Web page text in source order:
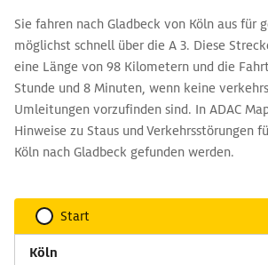
Sie fahren nach Gladbeck von Köln aus für
möglichst schnell über die A 3. Diese
eine Länge von 98 Kilometern und die
Stunde und 8 Minuten, wenn keine
Umleitungen vorzufinden sind. In ADAC
Hinweise zu Staus und Verkehrsstörungen
Köln nach Gladbeck gefunden werden.
Start
Köln